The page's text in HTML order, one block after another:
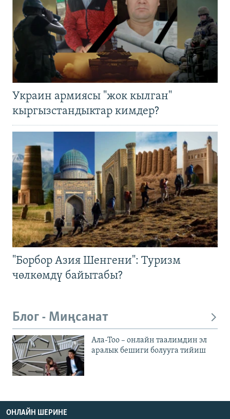
Украин армиясы "жок кылган"
кыргызстандыктар кимдер?
"Борбор Азия Шенгени": Туризм
чөлкөмдү байытабы?
Блог - Миңсанат
Ала-Тоо – онлайн таалимдин эл
аралык бешиги болууга тийиш
ОНЛАЙН ШЕРИНЕ